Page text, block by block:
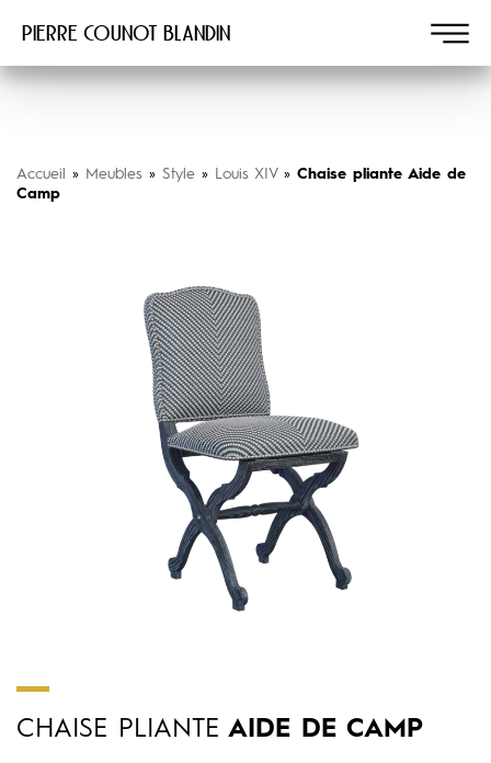
Pierre COUNOT BLANDIN
Accueil » Meubles » Style » Louis XIV» Chaise pliante Aide de
Camp
CHAISE PLIANTE AIDE DE CAMP